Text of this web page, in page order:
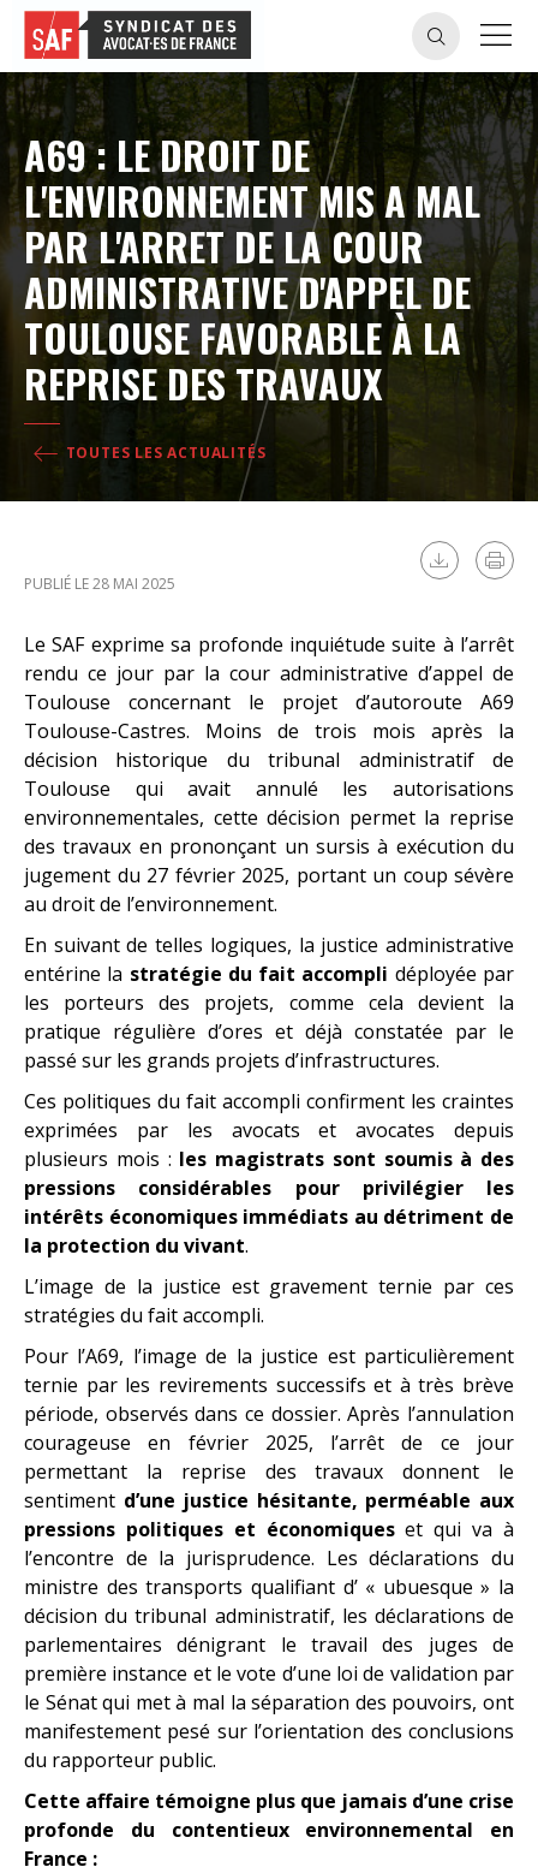
A69 : LE DROIT DE
L'ENVIRONNEMENT MIS A MAL
PAR L'ARRET DE LA COUR
ADMINISTRATIVE D'APPEL DE
TOULOUSE FAVORABLE À LA
REPRISE DES TRAVAUX
TOUTES LES ACTUALITÉS
PUBLIÉ LE 28 MAI 2025
Le SAF exprime sa profonde inquiétude suite à l’arrêt
rendu ce jour par la cour administrative d’appel de
Toulouse concernant le projet d’autoroute A69
Toulouse-Castres. Moins de trois mois après la
décision historique du tribunal administratif de
Toulouse qui avait annulé les autorisations
environnementales, cette décision permet la reprise
des travaux en prononçant un sursis à exécution du
jugement du 27 février 2025, portant un coup sévère
au droit de l’environnement.
En suivant de telles logiques, la justice administrative
entérine la stratégie du fait accompli déployée par
les porteurs des projets, comme cela devient la
pratique régulière d’ores et déjà constatée par le
passé sur les grands projets d’infrastructures.
Ces politiques du fait accompli confirment les craintes
exprimées par les avocats et avocates depuis
plusieurs mois : les magistrats sont soumis à des
pressions considérables pour privilégier les
intérêts économiques immédiats au détriment de
la protection du vivant.
L’image de la justice est gravement ternie par ces
stratégies du fait accompli.
Pour l’A69, l’image de la justice est particulièrement
ternie par les revirements successifs et à très brève
période, observés dans ce dossier. Après l’annulation
courageuse en février 2025, l’arrêt de ce jour
permettant la reprise des travaux donnent le
sentiment d’une justice hésitante, perméable aux
pressions politiques et économiqueset qui va à
l’encontre de la jurisprudence. Les déclarations du
ministre des transports qualifiant d’ « ubuesque » la
décision du tribunal administratif, les déclarations de
parlementaires dénigrant le travail des juges de
première instance et le vote d’une loi de validation par
le Sénat qui met à mal la séparation des pouvoirs, ont
manifestement pesé sur l’orientation des conclusions
du rapporteur public.
Cette affaire témoigne plus que jamais d’une crise
profonde du contentieux environnemental en
France :